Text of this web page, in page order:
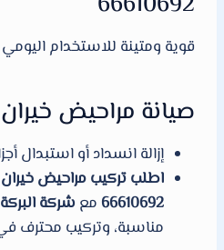
قوية ومتينة للاستخدام
صيانة مراحيض خيران
إزالة انسداد أو استبدال
اطلب تركيب مراحيض
66610692 معشركة البركة
مناسبة، وتركيب محترف